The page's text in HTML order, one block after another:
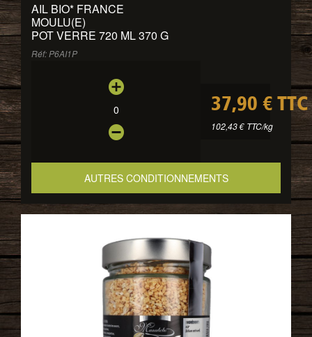
AIL BIO* FRANCE
MOULU(E)
POT VERRE 720 ML 370 G
Réf: P6AI1P
0 37,90 € TTC
102,43 € TTC/kg
AUTRES CONDITIONNEMENTS